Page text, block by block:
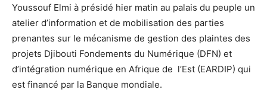
Youssouf Elmi à présidé hier matin au palais du peuple un
atelier d’information et de mobilisation des parties
prenantes sur le mécanisme de gestion des plaintes des
projets Djibouti Fondements du Numérique (DFN) et
d’intégration numérique en Afrique de l’Est (EARDIP) qui
est financé par la Banque mondiale.